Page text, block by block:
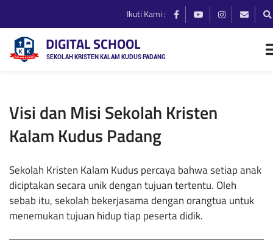
Ikuti Kami :
DIGITAL SCHOOL
SEKOLAH KRISTEN KALAM KUDUS PADANG
Visi dan Misi Sekolah Kristen
Kalam Kudus Padang
Sekolah Kristen Kalam Kudus percaya bahwa setiap anak
diciptakan secara unik dengan tujuan tertentu. Oleh
sebab itu, sekolah bekerjasama dengan orangtua untuk
menemukan tujuan hidup tiap peserta didik.